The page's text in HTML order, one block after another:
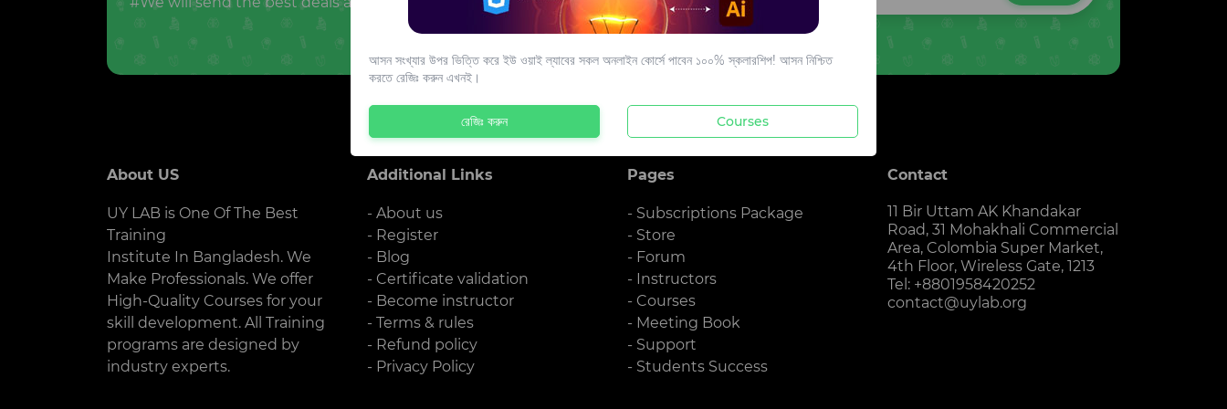
About US
UY LAB is One Of The Best
Training
Institute In Bangladesh. We
Make Professionals. We offer
High-Quality Courses for your
skill development. All Training
programs are designed by
industry experts.
Additional Links
- About us
- Register
- Blog
- Certificate validation
- Become instructor
- Terms & rules
- Refund policy
- Privacy Policy
Pages
- Subscriptions Package
- Store
- Forum
- Instructors
- Courses
- Meeting Book
- Support
- Students Success
Contact
11 Bir Uttam AK Khandakar
Road, 31 Mohakhali Commercial
Area, Colombia Super Market,
4th Floor, Wireless Gate, 1213
Tel: +8801958420252
contact@uylab.org
আসন সংখ্যার উপর ভিত্তি করে ইউ ওয়াই ল্যাবের সকল অনলাইন কোর্সে পাবেন ১০০% স্কলারশিপ! আসন নিশ্চিত
করতে রেজিঃ করুন এখনই।
রেজিঃ করুন Courses